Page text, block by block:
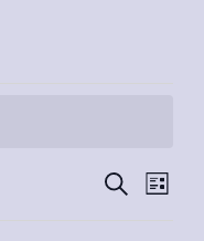
SUCHE
LISTE